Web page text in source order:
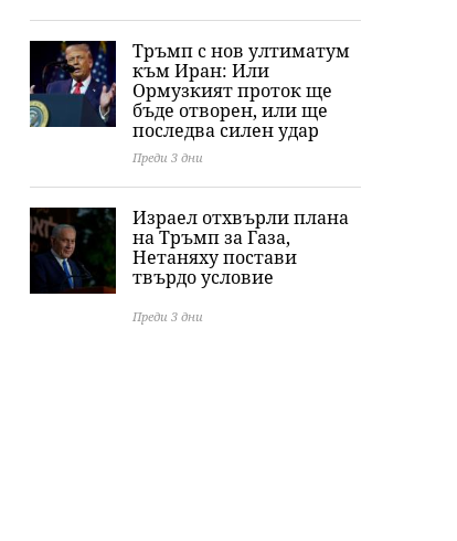
Тръмп с нов ултиматум
към Иран: Или
Ормузкият проток ще
бъде отворен, или ще
последва силен удар
Преди 3 дни
Израел отхвърли плана
на Тръмп за Газа,
Нетаняху постави
твърдо условие
Преди 3 дни